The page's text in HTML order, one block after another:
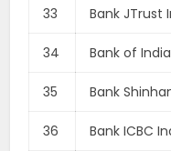
33 Bank JTrust
34 Bank of
35 Bank
36 Bank ICBC